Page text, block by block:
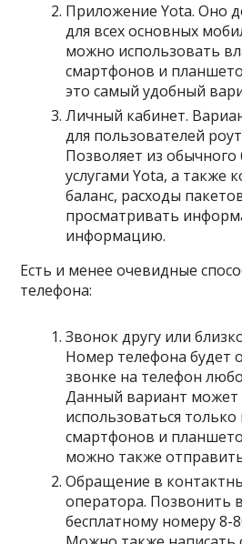
Приложение Yota. Оно
для всех основных
можно использовать
смартфонов и
это самый удобный
Личный кабинет.
для пользователей
Позволяет из обычного
услугами Yota, а также
баланс, расходы
просматривать
информацию.
Есть и менее очевидные
телефона:
Звонок другу или
Номер телефона будет
звонке на телефон
Данный вариант может
использоваться
смартфонов и
можно также
Обращение в
оператора. Позвонить
бесплатному номеру 8-